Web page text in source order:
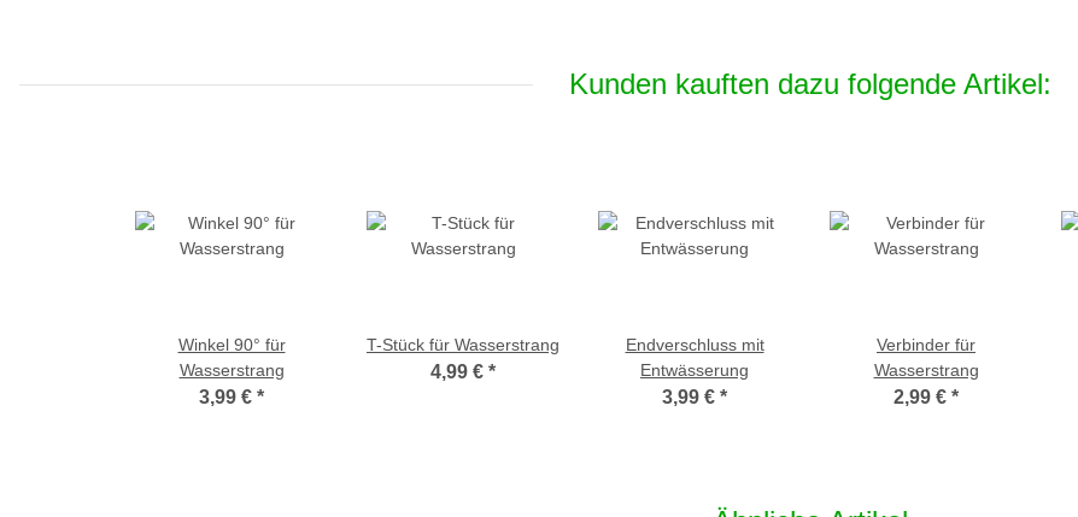
Kunden kauften dazu folgende Artikel:
Winkel 90° für
Wasserstrang
3,99 € *
T-Stück für Wasserstrang
4,99 € *
Endverschluss mit
Entwässerung
3,99 € *
Verbinder für
Wasserstrang
2,99 € *